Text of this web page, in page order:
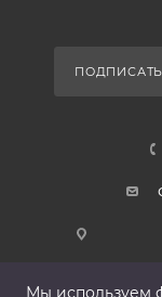
Мы используем